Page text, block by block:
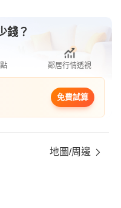
錢？
鄰居行情透視
免費試算
地圖/周邊